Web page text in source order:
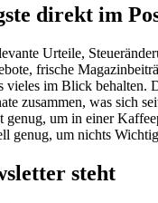
direkt im
Urteile,
frische
vieles im Blick behalten.
zusammen, was sich
genug, um in einer
genug, um nichts
steht